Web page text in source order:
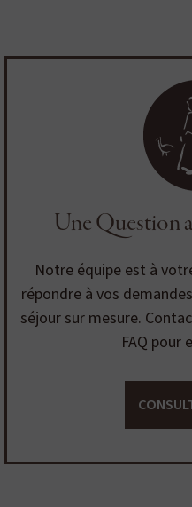
Une Question
Notre équipe est à
répondre à vos
séjour sur mesure.
FAQ pour